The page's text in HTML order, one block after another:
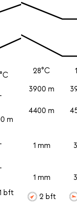
-
m
-
-
bft
28°C
3900 m
4400 m
1 mm
1 mm
2 bft